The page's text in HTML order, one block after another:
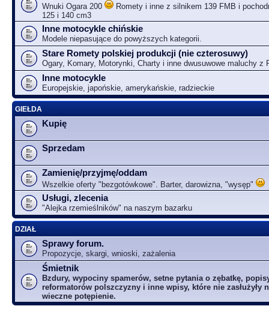
Wnuki Ogara 200
Romety i inne z silnikem 139 FMB i
125 i 140 cm3
Inne motocykle chińskie
Modele niepasujące do powyższych kategorii.
Stare Romety polskiej produkcji (nie czterosuwy)
Ogary, Komary, Motorynki, Charty i inne dwusuwowe maluchy z
Inne motocykle
Europejskie, japońskie, amerykańskie, radzieckie
GIEŁDA
Kupię
Sprzedam
Zamienię/przyjmę/oddam
Wszelkie oferty "bezgotówkowe". Barter, darowizna, "wysęp"
Usługi, zlecenia
"Alejka rzemieślników" na naszym bazarku
DZIAŁ
Sprawy forum.
Propozycje, skargi, wnioski, zażalenia
Śmietnik
Bzdury, wypociny spamerów, setne pytania o zębatkę,
reformatorów polszczyzny i inne wpisy, które nie zasłużyły
wieczne potępienie.